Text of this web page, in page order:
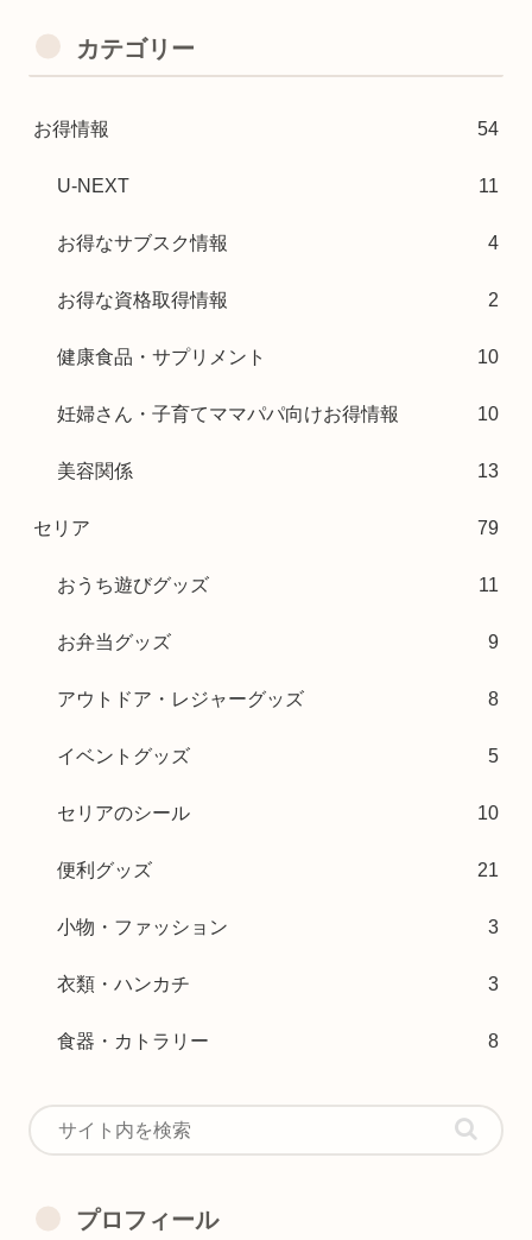
カテゴリー
お得情報 54
U-NEXT 11
お得なサブスク情報 4
お得な資格取得情報 2
健康食品・サプリメント 10
妊婦さん・子育てママパパ向けお得情報 10
美容関係 13
セリア 79
おうち遊びグッズ 11
お弁当グッズ 9
アウトドア・レジャーグッズ 8
イベントグッズ 5
セリアのシール 10
便利グッズ 21
小物・ファッション 3
衣類・ハンカチ 3
食器・カトラリー 8
プロフィール